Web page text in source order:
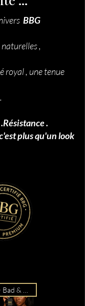
BBG
,
royal , une tenue
.
plus qu'un look